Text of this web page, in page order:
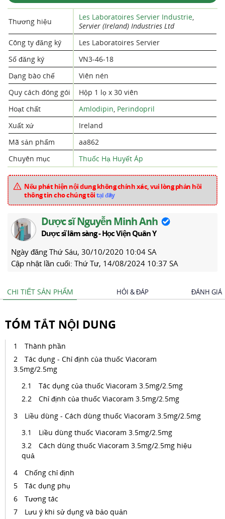
Thương hiệu Les Laboratoires Servier Industrie,
Servier (Ireland) Industries Ltd
Công ty đăng ký
Les Laboratoires Servier
Số đăng ký
VN3-46-18
Dạng bào chế
Viên nén
Quy cách đóng gói
Hộp 1 lọ x 30 viên
Hoạt chất
Amlodipin, Perindopril
Xuất xứ
Ireland
Mã sản phẩm
aa862
Chuyên mục
Thuốc Hạ Huyết Áp
Nếu phát hiện nội dung không chính xác, vui lòng phản hồi
thông tin cho chúng tôitại đây
Dược sĩ Nguyễn Minh Anh
Dược sĩ lâm sàng - Học Viện Quân Y
Ngày đăng Thứ Sáu, 30/10/2020 10:04 SA
Cập nhật lần cuối: Thứ Tư, 14/08/2024 10:37 SA
CHI TIẾT SẢN PHẨM HỎI & ĐÁP ĐÁNH GIÁ
TÓM TẮT NỘI DUNG
Thành phần
Tác dụng - Chỉ định của thuốc Viacoram
3.5mg/2.5mg
Tác dụng của thuốc Viacoram 3.5mg/2.5mg
Chỉ định của thuốc Viacoram 3.5mg/2.5mg
Liều dùng - Cách dùng thuốc Viacoram 3.5mg/2.5mg
Liều dùng thuốc Viacoram 3.5mg/2.5mg
Cách dùng thuốc Viacoram 3.5mg/2.5mg hiệu
quả
Chống chỉ định
Tác dụng phụ
Tương tác
Lưu ý khi sử dụng và bảo quản